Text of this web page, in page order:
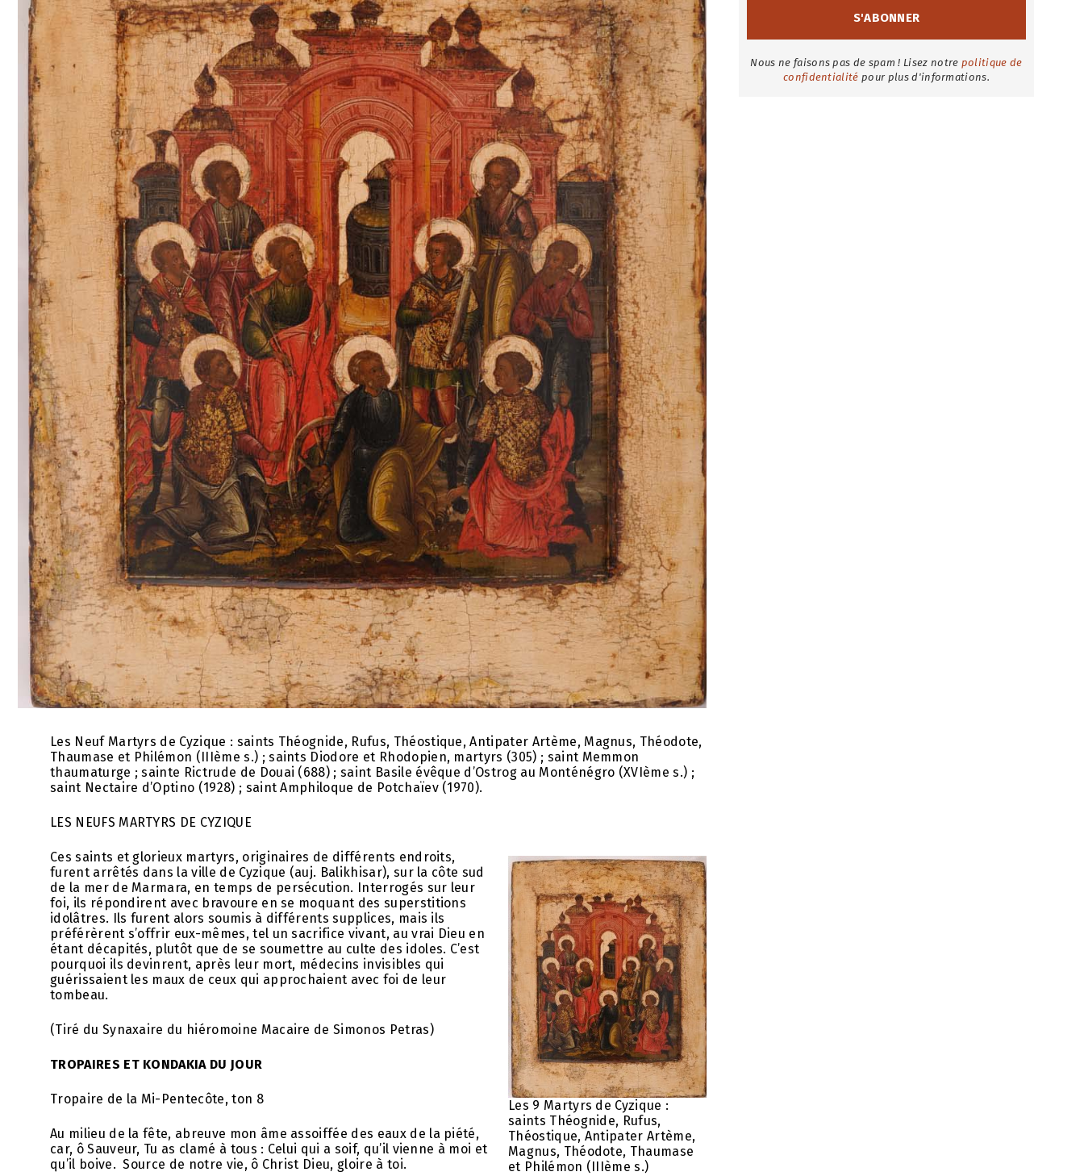
Les Neuf Martyrs de Cyzique : saints Théognide, Rufus, Théostique, Antipater Artème, Magnus, Théodote,
Thaumase et Philémon (IIIème s.) ; saints Diodore et Rhodopien, martyrs (305) ; saint Memmon
thaumaturge ; sainte Rictrude de Douai (688) ; saint Basile évêque d’Ostrog au Monténégro (XVIème s.) ;
saint Nectaire d’Optino (1928) ; saint Amphiloque de Potchaïev (1970).
LES NEUFS MARTYRS DE CYZIQUE
Les 9 Martyrs de Cyzique :
saints Théognide, Rufus,
Théostique, Antipater Artème,
Magnus, Théodote, Thaumase
et Philémon (IIIème s.)
Ces saints et glorieux martyrs, originaires de différents endroits,
furent arrêtés dans la ville de Cyzique (auj. Balikhisar), sur la côte sud
de la mer de Marmara, en temps de persécution. Interrogés sur leur
foi, ils répondirent avec bravoure en se moquant des superstitions
idolâtres. Ils furent alors soumis à différents supplices, mais ils
préférèrent s’offrir eux-mêmes, tel un sacrifice vivant, au vrai Dieu en
étant décapités, plutôt que de se soumettre au culte des idoles. C’est
pourquoi ils devinrent, après leur mort, médecins invisibles qui
guérissaient les maux de ceux qui approchaient avec foi de leur
tombeau.
(Tiré du Synaxaire du hiéromoine Macaire de Simonos Petras)
TROPAIRES ET KONDAKIA DU JOUR
Tropaire de la Mi-Pentecôte, ton 8
Au milieu de la fête, abreuve mon âme assoiffée des eaux de la piété,
car, ô Sauveur, Tu as clamé à tous : Celui qui a soif, qu’il vienne à moi et
qu’il boive. Source de notre vie, ô Christ Dieu, gloire à toi.
Nous ne faisons pas de spam ! Lisez notre politique de
confidentialité pour plus d'informations.